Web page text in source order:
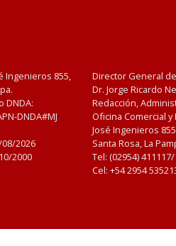
Ingenieros 855,
DNDA:
DNDA#MJ
08/2026
2000
Director General
Dr. Jorge Ricardo
Redacción,
Oficina Comercial
José Ingenieros
Santa Rosa, La
Tel: (02954)
Cel: +54 2954